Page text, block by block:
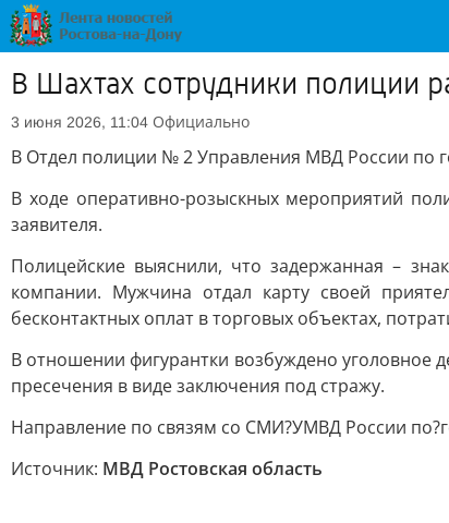
В Шахтах сотрудники полиции
3 июня 2026, 11:04 Официально
В Отдел полиции № 2 Управления МВД России по
В ходе оперативно-розыскных мероприятий
заявителя.
Полицейские выяснили, что задержанная –
компании. Мужчина отдал карту своей
бесконтактных оплат в торговых объектах,
В отношении фигурантки возбуждено уголовное
пресечения в виде заключения под стражу.
Направление по связям со СМИ?УМВД России
Источник: МВД Ростовская область